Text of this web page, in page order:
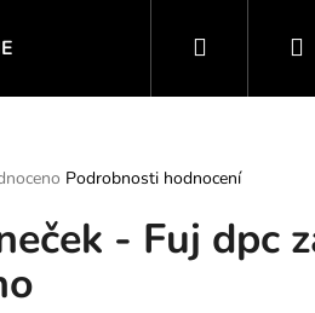
VTIPNÉ MOTIVYHledat
Podrobnosti hodnocení
- Fuj dpc